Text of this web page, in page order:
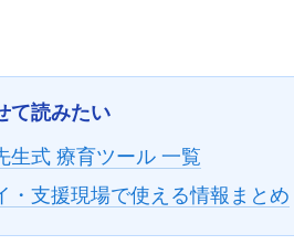
て読みたい
生式 療育ツール 一覧
・支援現場で使える情報まとめ